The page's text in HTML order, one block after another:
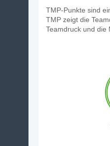
TMP-Punkte sind
TMP zeigt die
Teamdruck und die